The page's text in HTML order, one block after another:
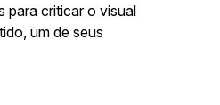
para criticar o visual
um de seus